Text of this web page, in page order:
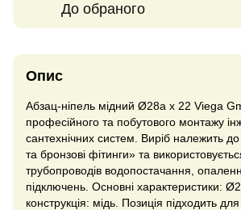
До обраного
Опис
Абзац-ніпель мідний Ø28а х 22 Viega
професійного та побутового монтажу
сантехнічних систем. Виріб належить до
та бронзові фітинги» та
трубопроводів водопостачання,
підключень. Основні характеристики:
конструкція: мідь. Позиція підходить